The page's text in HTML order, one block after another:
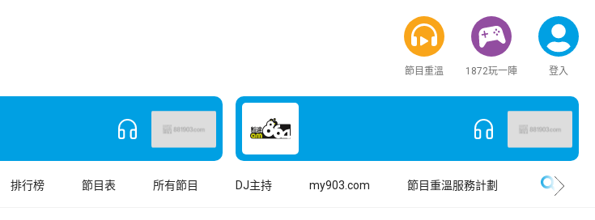
節目重溫 1872玩一陣 登入
排行榜 節目表 所有節目 DJ主持 my903.com 節目重溫服務計劃